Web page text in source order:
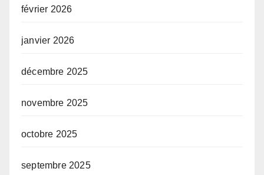
février 2026
janvier 2026
décembre 2025
novembre 2025
octobre 2025
septembre 2025